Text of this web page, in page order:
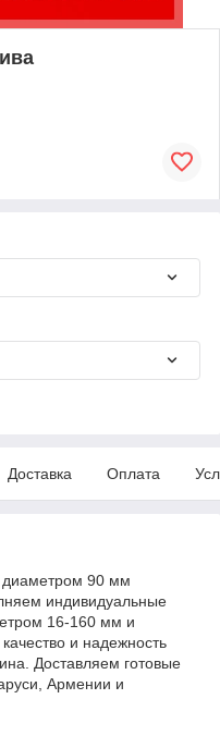
Доставка Оплата
90 мм
индивидуальные
16-160 мм и
и надежность
Доставляем готовые
Армении и